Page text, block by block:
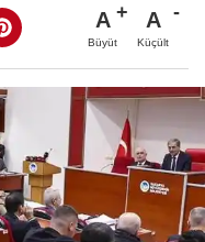
A
Büyüt
A
Küçült